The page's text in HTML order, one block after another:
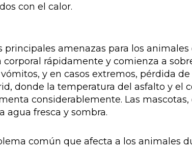
con el calor.
principales amenazas para los
rápidamente y comienza a
y en casos extremos, pérdida
donde la temperatura del asfalto y
considerablemente. Las
agua fresca y sombra.
común que afecta a los animales